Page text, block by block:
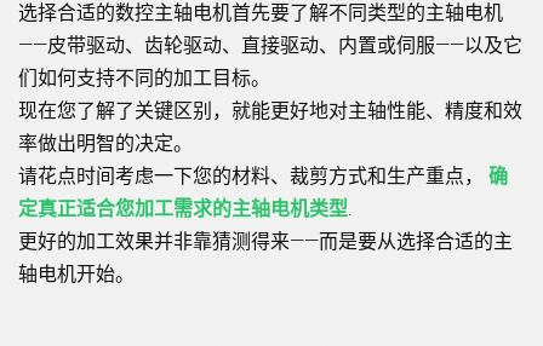
选择合适的数控主轴电机首先要了解不同类型的主轴电机
——皮带驱动、齿轮驱动、直接驱动、内置或伺服——以及它
们如何支持不同的加工目标。
现在您了解了关键区别，就能更好地对主轴性能、精度和效
率做出明智的决定。
请花点时间考虑一下您的材料、裁剪方式和生产重点，
确
定真正适合您加工需求的主轴电机类型.
更好的加工效果并非靠猜测得来——而是要从选择合适的主
轴电机开始。